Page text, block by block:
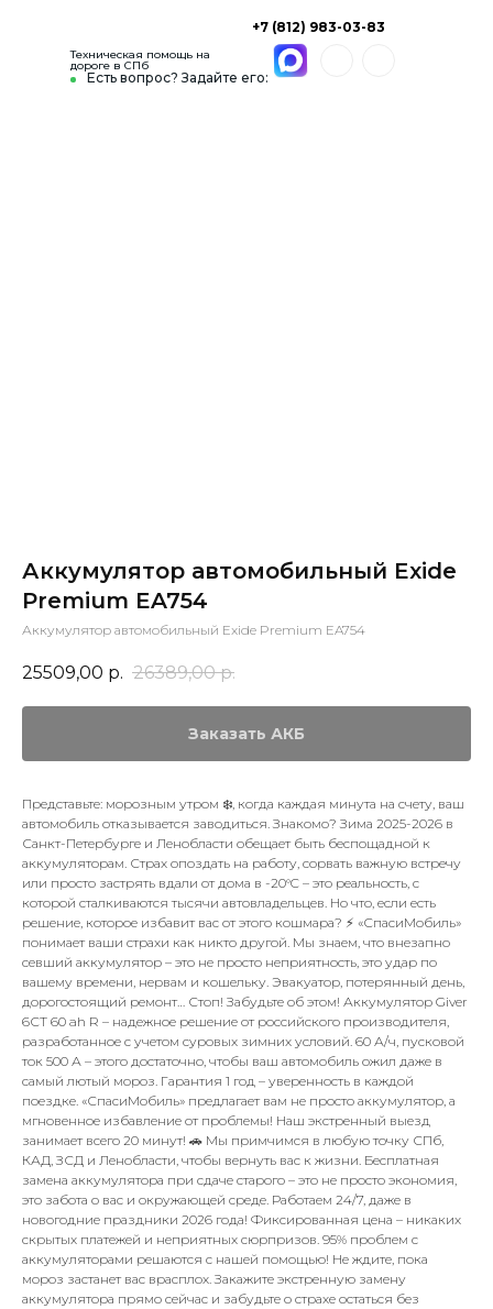
Есть вопрос? Задайте его:
+7 (812) 983-03-83
Техническая помощь на
дороге в СПб
Аккумулятор автомобильный Exide
Premium EA754
Аккумулятор автомобильный Exide Premium EA754
25509,00 р. 26389,00 р.
Заказать АКБ
Представьте: морозным утром ❄️, когда каждая минута на счету, ваш
автомобиль отказывается заводиться. Знакомо? Зима 2025-2026 в
Санкт-Петербурге и Ленобласти обещает быть беспощадной к
аккумуляторам. Страх опоздать на работу, сорвать важную встречу
или просто застрять вдали от дома в -20°C – это реальность, с
которой сталкиваются тысячи автовладельцев. Но что, если есть
решение, которое избавит вас от этого кошмара? ⚡ «СпасиМобиль»
понимает ваши страхи как никто другой. Мы знаем, что внезапно
севший аккумулятор – это не просто неприятность, это удар по
вашему времени, нервам и кошельку. Эвакуатор, потерянный день,
дорогостоящий ремонт… Стоп! Забудьте об этом! Аккумулятор Giver
6СТ 60 ah R – надежное решение от российского производителя,
разработанное с учетом суровых зимних условий. 60 А/ч, пусковой
ток 500 А – этого достаточно, чтобы ваш автомобиль ожил даже в
самый лютый мороз. Гарантия 1 год – уверенность в каждой
поездке. «СпасиМобиль» предлагает вам не просто аккумулятор, а
мгновенное избавление от проблемы! Наш экстренный выезд
занимает всего 20 минут! 🚗 Мы примчимся в любую точку СПб,
КАД, ЗСД и Ленобласти, чтобы вернуть вас к жизни. Бесплатная
замена аккумулятора при сдаче старого – это не просто экономия,
это забота о вас и окружающей среде. Работаем 24/7, даже в
новогодние праздники 2026 года! Фиксированная цена – никаких
скрытых платежей и неприятных сюрпризов. 95% проблем с
аккумуляторами решаются с нашей помощью! Не ждите, пока
мороз застанет вас врасплох. Закажите экстренную замену
аккумулятора прямо сейчас и забудьте о страхе остаться без